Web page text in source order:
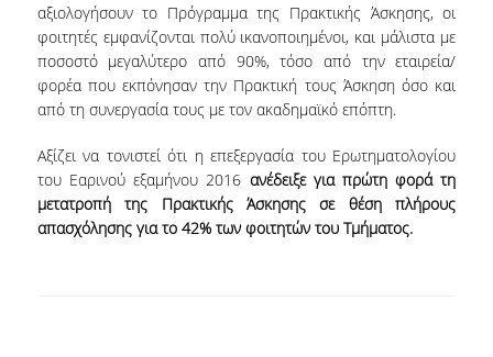
NEWSLETTERS
TESTIMONIALS
ΒΡΑΒΕΙΑ ΕΞΑΙΡΕΤΙΚΗΣ ΕΠΙΔΟΣΗΣ ΣΤΗ
ΑΝΘΡΩΠΙΝΟ ΔΥΝΑΜΙΚΟ
ΠΡΟΣΩΠΙΚΟ ΤΟΥ ΤΜΗΜΑΤΟΣ
αξιολογήσουν το Πρόγραμμα της Πρακτικής Άσκησης, οι
φοιτητές εμφανίζονται πολύ ικανοποιημένοι, και μάλιστα με
ποσοστό μεγαλύτερο από 90%, τόσο από την εταιρεία/
φορέα που εκπόνησαν την Πρακτική τους Άσκηση όσο και
από τη συνεργασία τους με τον ακαδημαϊκό επόπτη.
Αξίζει να τονιστεί ότι η επεξεργασία του Ερωτηματολογίου
του Εαρινού εξαμήνου 2016 ανέδειξε για πρώτη φορά τη
μετατροπή της Πρακτικής Άσκησης σε θέση πλήρους
απασχόλησης για το 42% των φοιτητών του Τμήματος.